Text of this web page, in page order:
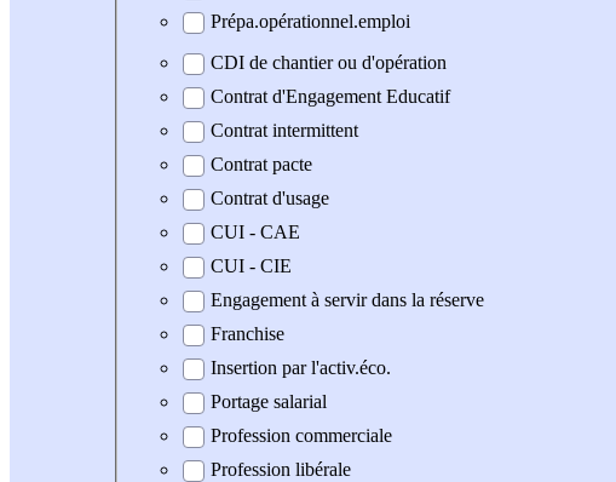
Prépa.opérationnel.emploi
CDI de chantier ou d'opération
Contrat d'Engagement Educatif
Contrat intermittent
Contrat pacte
Contrat d'usage
CUI - CAE
CUI - CIE
Engagement à servir dans la réserve
Franchise
Insertion par l'activ.éco.
Portage salarial
Profession commerciale
Profession libérale